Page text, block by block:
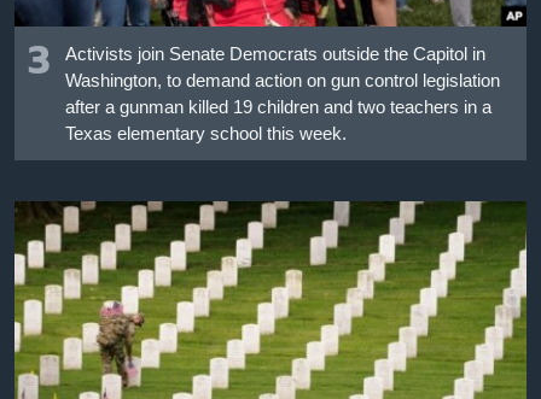
3
Activists join Senate Democrats outside the Capitol in
Washington, to demand action on gun control legislation
after a gunman killed 19 children and two teachers in a
Texas elementary school this week.